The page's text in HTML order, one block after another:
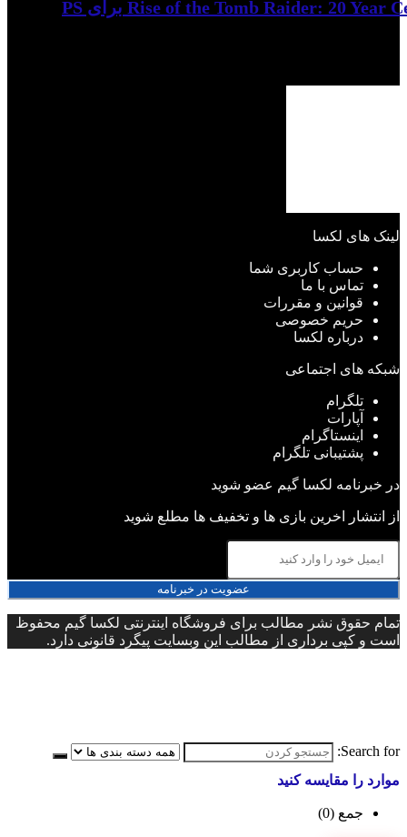
لینک های لکسا
حساب کاربری شما
تماس با ما
قوانین و مقررات
حریم خصوصی
درباره لکسا
شبکه های اجتماعی
تلگرام
آپارات
اینستاگرام
پشتیبانی تلگرام
در خبرنامه لکسا گیم عضو شوید
از انتشار اخرین بازی ها و تخفیف ها مطلع شوید
عضویت در خبرنامه
تمام حقوق نشر مطالب برای فروشگاه اینترنتی لکسا گیم محفوظ
است و کپی برداری از مطالب این وبسایت پیگرد قانونی دارد.
Search for:
موارد را مقایسه کنید
جمع (0
)